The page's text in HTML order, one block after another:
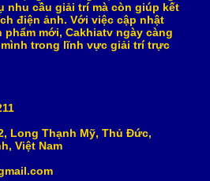
nhu cầu giải trí mà còn giúp kết
điện ảnh. Với việc cập nhật
mới, Cakhiatv ngày càng
trong lĩnh vực giải trí trực
Long Thạnh Mỹ, Thủ Đức,
Việt Nam